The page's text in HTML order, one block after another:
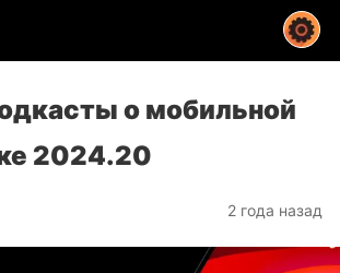
о мобильной
2024.20
2 года назад